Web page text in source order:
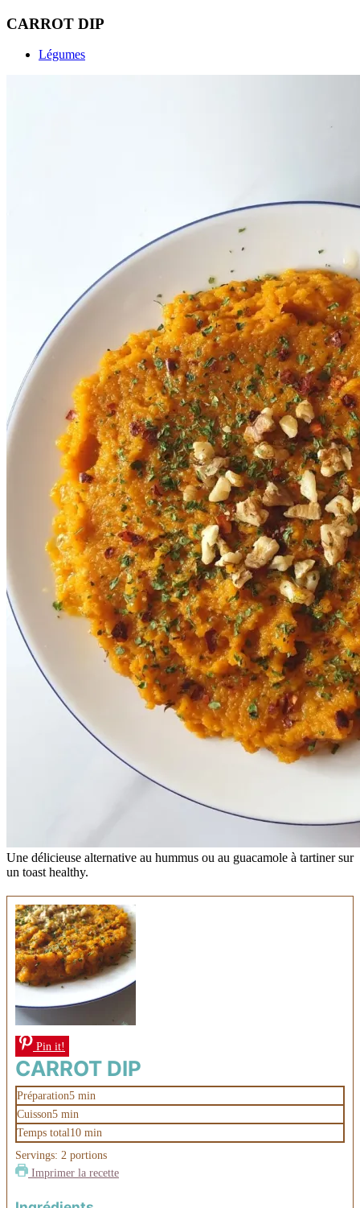
CARROT DIP
Légumes
Une délicieuse alternative au hummus ou au guacamole à tartiner sur
un toast healthy.
Pin it!
CARROT DIP
Préparation5minutes
min
Cuisson5minutes
min
Temps total10minutes
min
Servings: 2 portions
Imprimer la recette